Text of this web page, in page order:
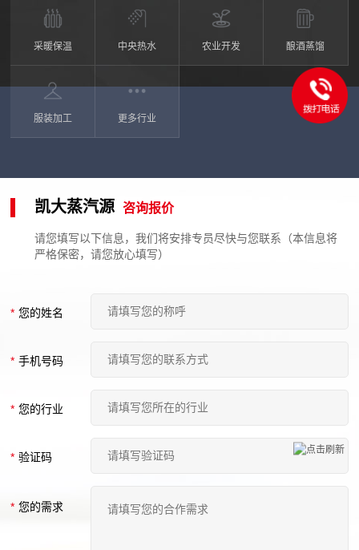
采暖保温 中央热水 农业开发 酿酒蒸馏
服装加工 更多行业
凯大蒸汽源 咨询报价
请您填写以下信息，我们将安排专员尽快与您联系（本信息将
严格保密，请您放心填写）
* 您的姓名
* 手机号码
* 您的行业
* 验证码
* 您的需求